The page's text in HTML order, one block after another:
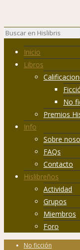
Inicio
Libros
No
Premios
Info
Sobre
FAQs
Contacto
Hislibreños
Actividad
Grupos
Miembros
Foro
No ficción